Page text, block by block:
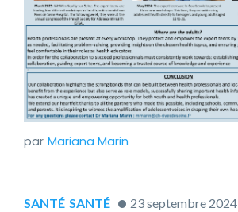
Mariana Marin
SANTÉ SANTÉ 23 septembre 2024